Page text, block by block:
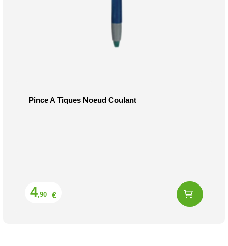
Pince A Tiques Noeud Coulant
4,90 €